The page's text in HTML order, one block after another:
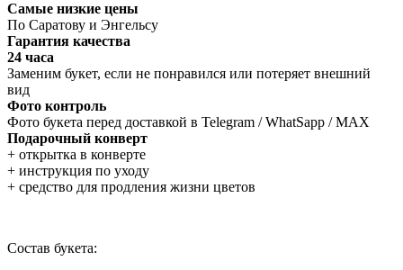
Самые низкие цены
По Саратову и Энгельсу
Гарантия качества
24 часа
Заменим букет, если не понравился или потеряет внешний
вид
Фото контроль
Фото букета перед доставкой в Telegram / WhatSapp / MAX
Подарочный конверт
+ открытка в конверте
+ инструкция по уходу
+ средство для продления жизни цветов
Состав букета: